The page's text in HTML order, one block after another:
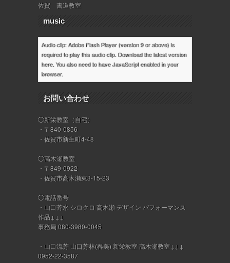
佐賀 書道教室
music
Audio clip: Adobe Flash Player (version 9 or above) is
required to play this audio clip. Download the latest version
here. You also need to have JavaScript enabled in your
browser.
お問い合わせ
◯新栄教室（自宅）
・〒840-0856
・佐賀市新生町4-48
◯高木瀬教室
・〒849-0922
・佐賀市高木瀬東3-15-23
◯電話番号
・山口芳水 シロクロ 高木瀬 デザイン パフォーマンス
作品↓↓↓
事務局 080-3980-0045
・山口流芳 山口芳林(春美) 新栄教室 高木瀬教室↓↓↓
0952-22-3587